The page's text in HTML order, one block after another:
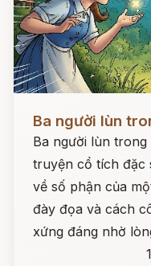
Ba người lùn
Ba người lùn
truyện cổ tích đặc
về số phận của
đày đọa và cách
xứng đáng nhờ